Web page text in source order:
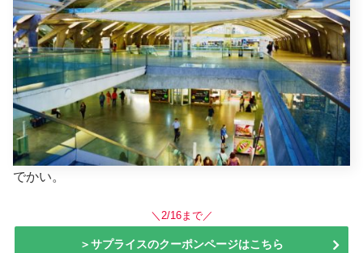
でかい。
＼2/16まで／
＞サプライスのクーポンページはこちら